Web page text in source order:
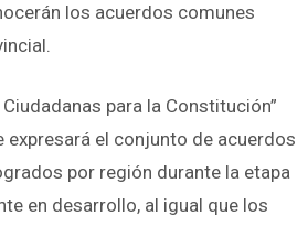
los acuerdos comunes
para la Constitución”
expresará el conjunto de acuerdos
por región durante la etapa
en desarrollo, al igual que los